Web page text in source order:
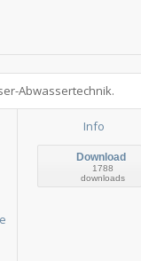
Abwassertechnik.
Info
Download
1788
downloads